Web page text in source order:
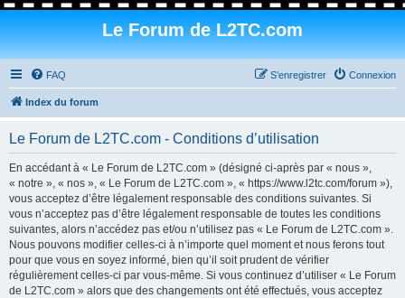
Le Forum de L2TC.com
FAQ Connexion
S’enregistrer
Index du forum
Le Forum de L2TC.com - Conditions d’utilisation
En accédant à « Le Forum de L2TC.com » (désigné ci-après par « nous »,
« notre », « nos », « Le Forum de L2TC.com », « https://www.l2tc.com/forum »),
vous acceptez d’être légalement responsable des conditions suivantes. Si
vous n’acceptez pas d’être légalement responsable de toutes les conditions
suivantes, alors n’accédez pas et/ou n’utilisez pas « Le Forum de L2TC.com ».
Nous pouvons modifier celles-ci à n’importe quel moment et nous ferons tout
pour que vous en soyez informé, bien qu’il soit prudent de vérifier
régulièrement celles-ci par vous-même. Si vous continuez d’utiliser « Le Forum
de L2TC.com » alors que des changements ont été effectués, vous acceptez